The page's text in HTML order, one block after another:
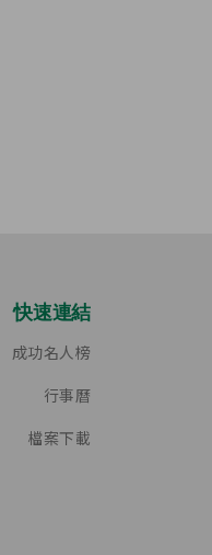
快速連結
成功名人榜
行事曆
檔案下載